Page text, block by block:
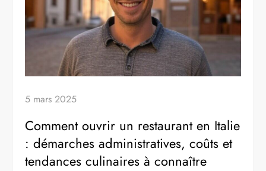
5 mars 2025
Comment ouvrir un restaurant en Italie
: démarches administratives, coûts et
tendances culinaires à connaître